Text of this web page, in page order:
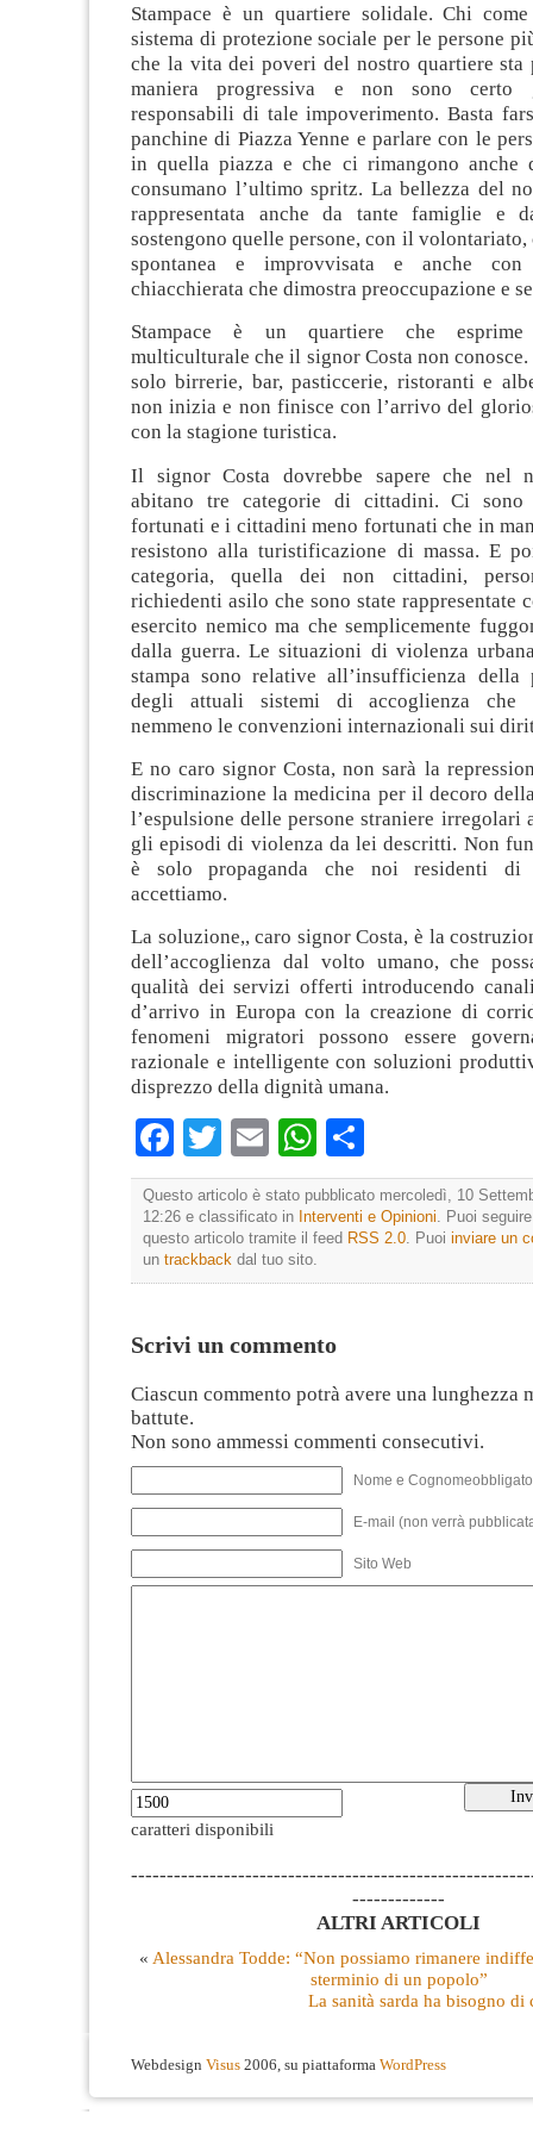
Stampace è un quartiere solidale. Chi
sistema di protezione sociale per le persone
che la vita dei poveri del nostro quartiere sta
maniera progressiva e non sono
responsabili di tale impoverimento. Basta
panchine di Piazza Yenne e parlare con le
in quella piazza e che ci rimangono anche
consumano l’ultimo spritz. La bellezza del
rappresentata anche da tante famiglie e
sostengono quelle persone, con il volontariato,
spontanea e improvvisata e anche con
chiacchierata che dimostra preoccupazione e
Stampace è un quartiere che
multiculturale che il signor Costa non conosce.
solo birrerie, bar, pasticcerie, ristoranti e
non inizia e non finisce con l’arrivo del
con la stagione turistica.
Il signor Costa dovrebbe sapere che nel
abitano tre categorie di cittadini. Ci
fortunati e i cittadini meno fortunati che in
resistono alla turistificazione di massa. E
categoria, quella dei non cittadini,
richiedenti asilo che sono state rappresentate
esercito nemico ma che semplicemente
dalla guerra. Le situazioni di violenza
stampa sono relative all’insufficienza della
degli attuali sistemi di accoglienza che
nemmeno le convenzioni internazionali sui
E no caro signor Costa, non sarà la
discriminazione la medicina per il decoro
l’espulsione delle persone straniere irregolari
gli episodi di violenza da lei descritti. Non
è solo propaganda che noi residenti di
accettiamo.
La soluzione,, caro signor Costa, è la
dell’accoglienza dal volto umano, che
qualità dei servizi offerti introducendo
d’arrivo in Europa con la creazione di
fenomeni migratori possono essere
razionale e intelligente con soluzioni
disprezzo della dignità umana.
Facebook
TwitterEmailWhatsApp
Questo articolo è stato pubblicato mercoledì, 10
12:26 e classificato in Interventi e Opinioni. Puoi
questo articolo tramite il feed RSS 2.0. Puoi inviare un
un trackback dal tuo sito.
Scrivi un commento
Ciascun commento potrà avere una lunghezza
battute.
Non sono ammessi commenti consecutivi.
Nome e
E-mail (non verrà
Sito Web
caratteri disponibili
-------------
ALTRI ARTICOLI
« Alessandra Todde: “Non possiamo rimanere
sterminio di un popolo”
La sanità sarda ha bisogno di
Webdesign Visus 2006, su piattaforma WordPress